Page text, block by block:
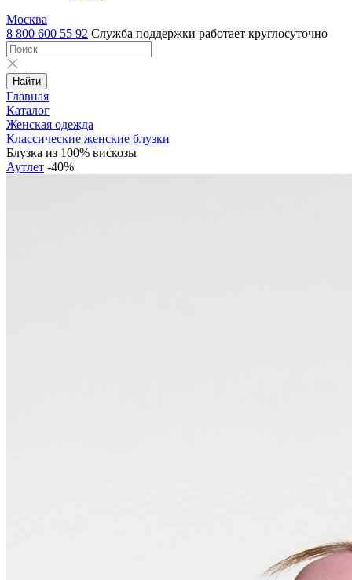
Москва
8 800 600 55 92 Служба поддержки работает круглосуточно
Найти
Главная
Каталог
Женская одежда
Классические женские блузки
Блузка из 100% вискозы
Аутлет -40%